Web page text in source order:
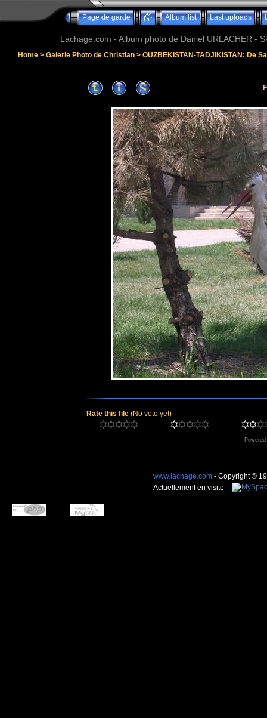
Page de garde Album list Last uploads
Lachage.com - Album photo de Daniel URLACHER -
Home > Galerie Photo de Christian > OUZBEKISTAN-TADJIKISTAN: De
Rate this file (No vote yet)
www.lachage.com - Copyright ©
Actuellement en visite